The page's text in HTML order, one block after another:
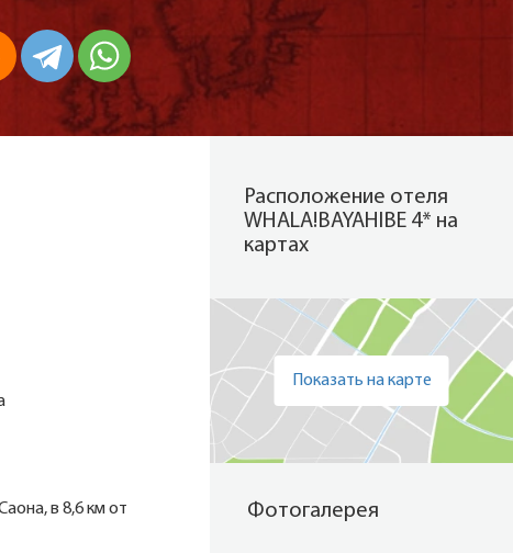
в 8,6 км от
Расположение отеля
WHALA!BAYAHIBE 4* на
картах
Показать на карте
Фотогалерея